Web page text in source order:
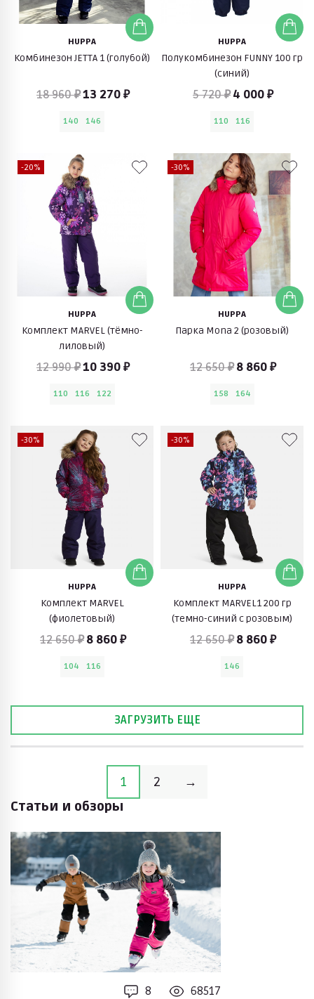
HUPPA
Комбинезон JETTA 1 (голубой)
18 960 ₽13 270 ₽
140 146
HUPPA
Полукомбинезон FUNNY 100 гр
(синий)
5 720 ₽ 4 000 ₽
110 116
-20%
HUPPA
Комплект MARVEL (тёмно-
лилoвый)
12 990 ₽10 390 ₽
110 116 122
-30%
HUPPA
Парка Mona 2 (розовый)
12 650 ₽ 8 860 ₽
158 164
-30%
HUPPA
Комплект MARVEL
(фиолетовый)
12 650 ₽ 8 860 ₽
104 116
-30%
HUPPA
Комплект MARVEL1 200 гр
(темно-синий с розовым)
12 650 ₽ 8 860 ₽
146
ЗАГРУЗИТЬ ЕЩЕ
1 2
→
Статьи и обзоры
8
68517